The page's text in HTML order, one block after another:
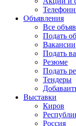
Объявления
Все
Подать
Вакансии
Подать
Резюме
Подать
Тендеры
Выставки
Киров
Россия